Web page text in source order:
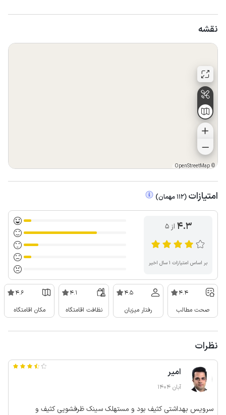
نقشه
©
OpenStreetMap
امتیازات (
112 مهمان)
4.3 از ۵
بر اساس امتیازات ۱ سال اخیر
4.4
صحت مطالب
4.5
رفتار میزبان
4.1
نظافت اقامتگاه
4.6
مکان اقامتگاه
نظرات
امیر
آبان 1404
سرویس بهداشتی کثیف بود و مستهلک سینک ظرفشویی کثیف و